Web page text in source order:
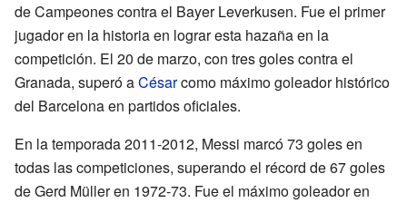
de Campeones contra el Bayer Leverkusen. Fue el primer
jugador en la historia en lograr esta hazaña en la
competición. El 20 de marzo, con tres goles contra el
Granada, superó aCésarcomo máximo goleador histórico
del Barcelona en partidos oficiales.
En la temporada 2011-2012, Messi marcó 73 goles en
todas las competiciones, superando el récord de 67 goles
de Gerd Müller en 1972-73. Fue el máximo goleador en